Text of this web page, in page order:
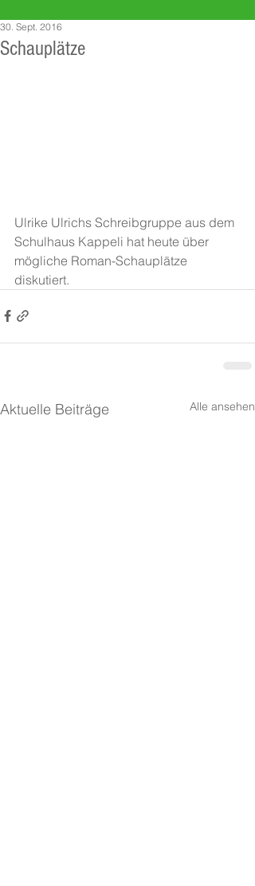
Schauplätze
30. Sept. 2016
Ulrike Ulrichs Schreibgruppe aus dem
Schulhaus Kappeli hat heute über
mögliche Roman-Schauplätze
diskutiert.
Aktuelle Beiträge Alle ansehen